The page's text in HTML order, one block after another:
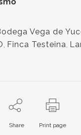
Vega de
, Finca Testeina,
Share Print page